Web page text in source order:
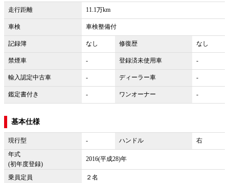
走行距離 11.1万km
車検 車検整備付
記録簿 なし 修復歴 なし
禁煙車 - 登録済未使用車 -
輸入認定中古車 - ディーラー車 -
鑑定書付き - ワンオーナー -
基本仕様
現行型 - ハンドル
右
年式
(初年度登録)
2016(平成28)年
乗員定員 ２名